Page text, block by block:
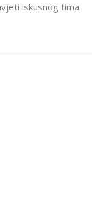
iskusnog tima.